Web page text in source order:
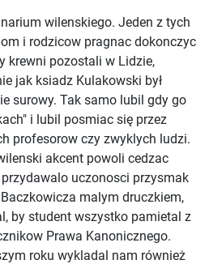
wilenskiego. Jeden z tych
i rodzicow pragnac dokonczyc
krewni pozostali w Lidzie,
jak ksiadz Kulakowski był
surowy. Tak samo lubil gdy go
i lubil posmiac się przez
profesorow czy zwyklych ludzi.
akcent powoli cedzac
uczonosci przysmak
malym druczkiem,
by student wszystko pamietal z
Prawa Kanonicznego.
roku wykladal nam również